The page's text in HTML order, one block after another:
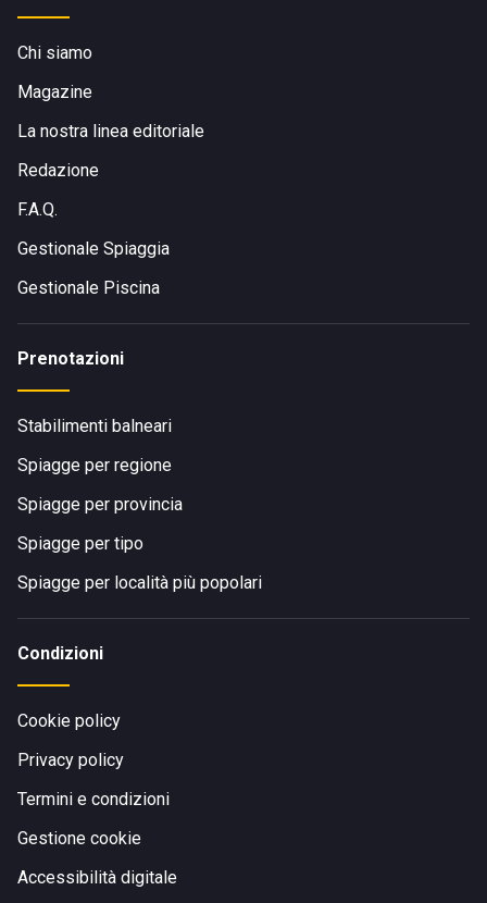
Chi siamo
Magazine
La nostra linea editoriale
Redazione
F.A.Q.
Gestionale Spiaggia
Gestionale Piscina
Prenotazioni
Stabilimenti balneari
Spiagge per regione
Spiagge per provincia
Spiagge per tipo
Spiagge per località più popolari
Condizioni
Cookie policy
Privacy policy
Termini e condizioni
Gestione cookie
Accessibilità digitale